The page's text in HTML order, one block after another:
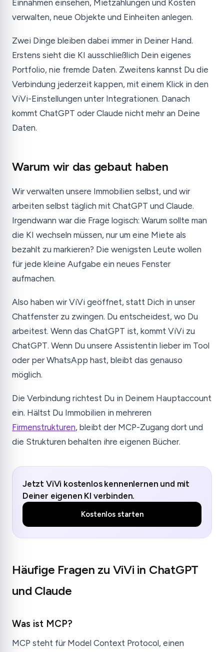
Einnahmen einsehen, Mietzahlungen und Kosten
verwalten, neue Objekte und Einheiten anlegen.
Zwei Dinge bleiben dabei immer in Deiner Hand.
Erstens sieht die KI ausschließlich Dein eigenes
Portfolio, nie fremde Daten. Zweitens kannst Du die
Verbindung jederzeit kappen, mit einem Klick in den
ViVi-Einstellungen unter Integrationen. Danach
kommt ChatGPT oder Claude nicht mehr an Deine
Daten.
Warum wir das gebaut haben
Wir verwalten unsere Immobilien selbst, und wir
arbeiten selbst täglich mit ChatGPT und Claude.
Irgendwann war die Frage logisch: Warum sollte man
die KI wechseln müssen, nur um eine Miete als
bezahlt zu markieren? Die wenigsten Leute wollen
für jede kleine Aufgabe ein neues Fenster
aufmachen.
Also haben wir ViVi geöffnet, statt Dich in unser
Chatfenster zu zwingen. Du entscheidest, wo Du
arbeitest. Wenn das ChatGPT ist, kommt ViVi zu
ChatGPT. Wenn Du unsere Assistentin lieber im Tool
oder per WhatsApp hast, bleibt das genauso
möglich.
Die Verbindung richtest Du in Deinem Hauptaccount
ein. Hältst Du Immobilien in mehreren
Firmenstrukturen, bleibt der MCP-Zugang dort und
die Strukturen behalten ihre eigenen Bücher.
Jetzt ViVi kostenlos kennenlernen und mit
Deiner eigenen KI verbinden.
Kostenlos starten
Häufige Fragen zu ViVi in ChatGPT
und Claude
Was ist MCP?
MCP steht für Model Context Protocol, einen